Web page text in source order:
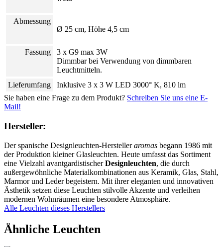
Abmessung
Ø 25 cm, Höhe 4,5 cm
Fassung
3 x G9 max 3W
Dimmbar bei Verwendung von dimmbaren
Leuchtmitteln.
Lieferumfang
Inklusive 3 x 3 W LED 3000° K, 810 lm
Sie haben eine Frage zu dem Produkt? Schreiben Sie uns eine E-
Mail!
Hersteller:
Der spanische Designleuchten-Herstelleraromas begann 1986 mit
der Produktion kleiner Glasleuchten. Heute umfasst das Sortiment
eine Vielzahl avantgardistischerDesignleuchten, die durch
außergewöhnliche Materialkombinationen aus Keramik, Glas, Stahl,
Marmor und Leder begeistern. Mit ihrer eleganten und innovativen
Ästhetik setzen diese Leuchten stilvolle Akzente und verleihen
modernen Wohnräumen eine besondere Atmosphäre.
Alle Leuchten dieses Herstellers
Ähnliche Leuchten